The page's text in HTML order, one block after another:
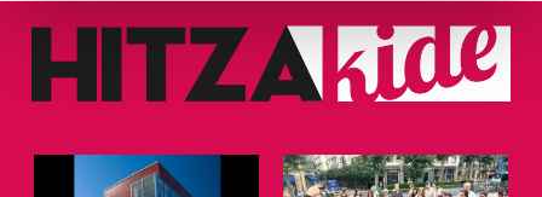
and set your preferences in thedetails section.
Guk eta gure bazkideek zure datu pertsonalak
pertsonalizatuak eskaintzeko, iragarkiak eta edukia